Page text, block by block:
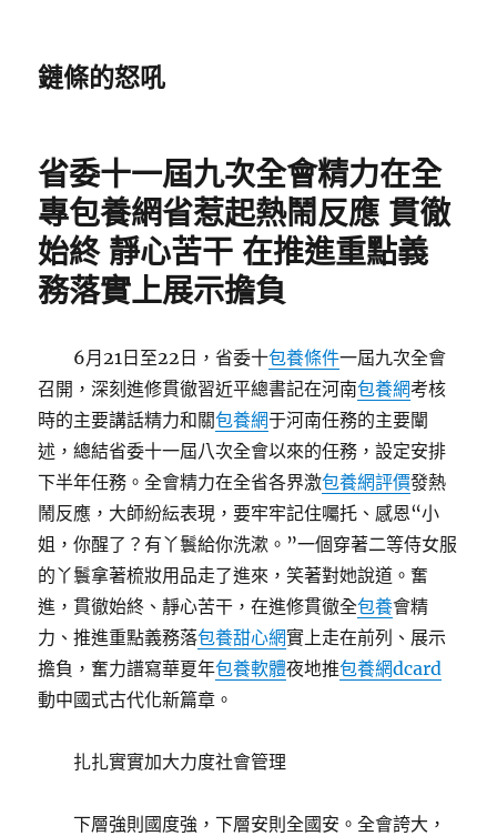
鏈條的怒吼
省委十一屆九次全會精力在全
專包養網省惹起熱鬧反應 貫徹
始終 靜心苦干 在推進重點義
務落實上展示擔負
6月21日至22日，省委十包養條件一屆九次全會
召開，深刻進修貫徹習近平總書記在河南包養網考核
時的主要講話精力和關包養網于河南任務的主要闡
述，總結省委十一屆八次全會以來的任務，設定安排
下半年任務。全會精力在全省各界激包養網評價發熱
鬧反應，大師紛紜表現，要牢牢記住囑托、感恩“小
姐，你醒了？有丫鬟給你洗漱。”一個穿著二等侍女服
的丫鬟拿著梳妝用品走了進來，笑著對她說道。奮
進，貫徹始終、靜心苦干，在進修貫徹全包養會精
力、推進重點義務落包養甜心網實上走在前列、展示
擔負，奮力譜寫華夏年包養軟體夜地推包養網dcard
動中國式古代化新篇章。
扎扎實實加大力度社會管理
下層強則國度強，下層安則全國安。全會誇大，